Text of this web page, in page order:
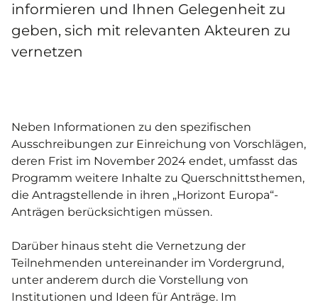
informieren und Ihnen Gelegenheit zu
geben, sich mit relevanten Akteuren zu
vernetzen
Neben Informationen zu den spezifischen
Ausschreibungen zur Einreichung von Vorschlägen,
deren Frist im November 2024 endet, umfasst das
Programm weitere Inhalte zu Querschnittsthemen,
die Antragstellende in ihren „Horizont Europa“-
Anträgen berücksichtigen müssen.
Darüber hinaus steht die Vernetzung der
Teilnehmenden untereinander im Vordergrund,
unter anderem durch die Vorstellung von
Institutionen und Ideen für Anträge. Im